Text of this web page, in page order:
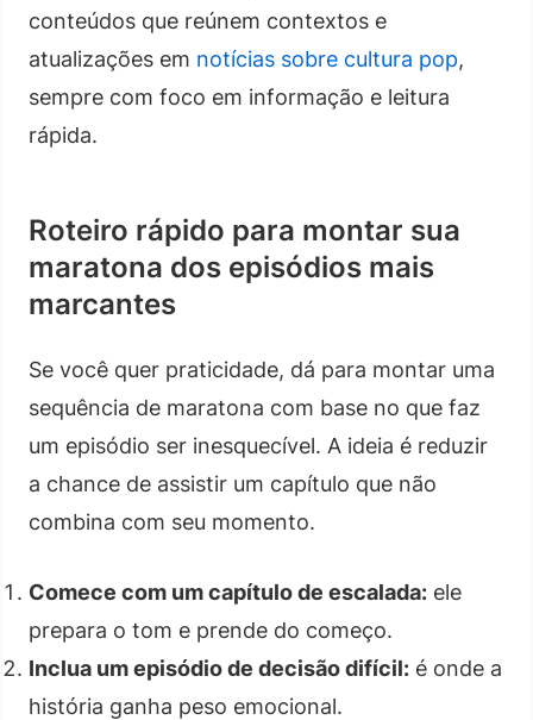
conteúdos que reúnem contextos e
atualizações em notícias sobre cultura pop,
sempre com foco em informação e leitura
rápida.
Roteiro rápido para montar sua
maratona dos episódios mais
marcantes
Se você quer praticidade, dá para montar uma
sequência de maratona com base no que faz
um episódio ser inesquecível. A ideia é reduzir
a chance de assistir um capítulo que não
combina com seu momento.
Comece com um capítulo de escalada: ele
prepara o tom e prende do começo.
Inclua um episódio de decisão difícil: é onde a
história ganha peso emocional.